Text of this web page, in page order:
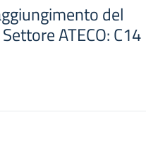
del
ATECO: C14